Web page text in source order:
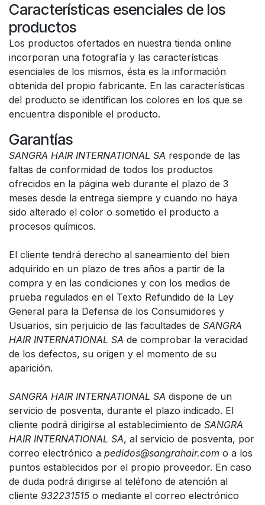
Características esenciales de los
productos
Los productos ofertados en nuestra tienda online
incorporan una fotografía y las características
esenciales de los mismos, ésta es la información
obtenida del propio fabricante. En las características
del producto se identifican los colores en los que se
encuentra disponible el producto.
Garantías
SANGRA HAIR INTERNATIONAL SA responde de las
faltas de conformidad de todos los productos
ofrecidos en la página web durante el plazo de 3
meses desde la entrega siempre y cuando no haya
sido alterado el color o sometido el producto a
procesos químicos.
El cliente tendrá derecho al saneamiento del bien
adquirido en un plazo de tres años a partir de la
compra y en las condiciones y con los medios de
prueba regulados en el Texto Refundido de la Ley
General para la Defensa de los Consumidores y
Usuarios, sin perjuicio de las facultades de SANGRA
HAIR INTERNATIONAL SA de comprobar la veracidad
de los defectos, su origen y el momento de su
aparición.
SANGRA HAIR INTERNATIONAL SA dispone de un
servicio de posventa, durante el plazo indicado. El
cliente podrá dirigirse al establecimiento de SANGRA
HAIR INTERNATIONAL SA, al servicio de posventa, por
correo electrónico a pedidos@sangrahair.com o a los
puntos establecidos por el propio proveedor. En caso
de duda podrá dirigirse al teléfono de atención al
cliente 932231515o mediante el correo electrónico